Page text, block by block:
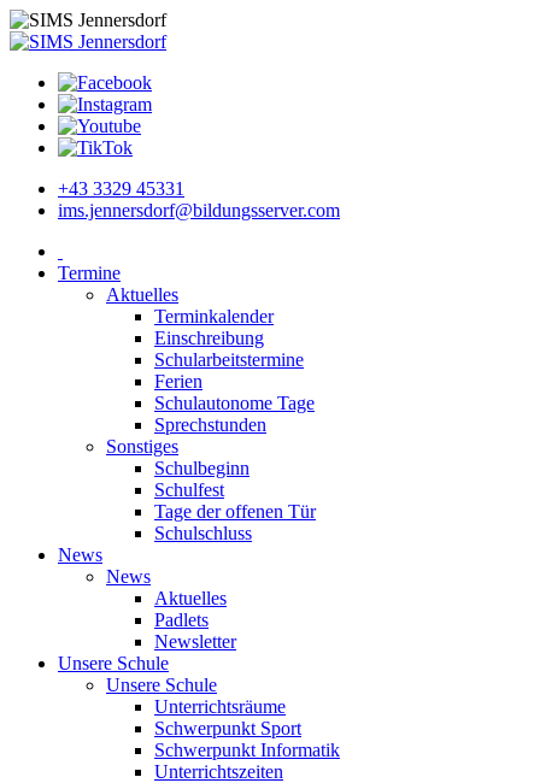
+43 3329 45331
ims.jennersdorf@bildungsserver.com
Termine
Aktuelles
Terminkalender
Einschreibung
Schularbeitstermine
Ferien
Schulautonome Tage
Sprechstunden
Sonstiges
Schulbeginn
Schulfest
Tage der offenen Tür
Schulschluss
News
News
Aktuelles
Padlets
Newsletter
Unsere Schule
Unsere Schule
Unterrichtsräume
Schwerpunkt Sport
Schwerpunkt Informatik
Unterrichtszeiten